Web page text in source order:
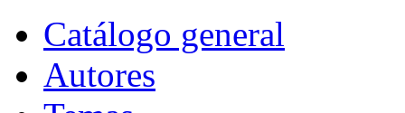
Catálogo general
Autores